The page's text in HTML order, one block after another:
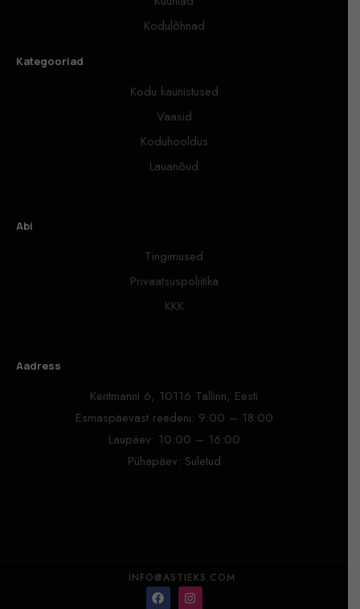
Kodulõhnad
Kategooriad
Kodu kaunistused
Vaasid
Koduhooldus
Lauanõud
Abi
Tingimused
Privaatsuspoliitika
KKK
Aadress
Kentmanni 6, 10116 Tallinn, Eesti
Esmaspäevast reedeni: 9:00 – 18:00
Laupäev: 10:00 – 16:00
Pühapäev: Suletud
INFO@ASTIEKS.COM